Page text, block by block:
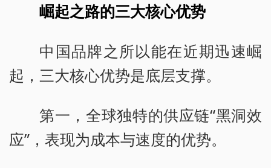
崛起之路的三大核心优势
中国品牌之所以能在近期迅速崛
起，三大核心优势是底层支撑。
第一，全球独特的供应链“黑洞效
应”，表现为成本与速度的优势。